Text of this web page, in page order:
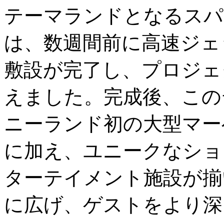
テーマランドとなるス
は、数週間前に高速ジ
敷設が完了し、プロジ
えました。完成後、こ
ニーランド初の大型マ
に加え、ユニークなシ
ターテイメント施設が
に広げ、ゲストをより